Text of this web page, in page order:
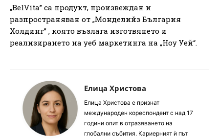
„BelVita” са продукт, произвеждан и
разпространяван от „Монделийз България
Холдинг” , която възлага изготвянето и
реализирането на уеб маркетинга на „Ноу Уей“.
Елица Христова
Елица Христова е признат
международен кореспондент с над 17
години опит в отразяването на
глобални събития. Кариерният ѝ път